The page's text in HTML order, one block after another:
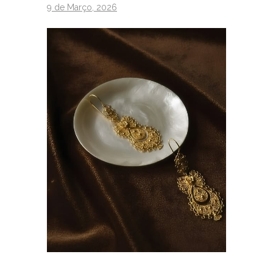
9 de Março, 2026